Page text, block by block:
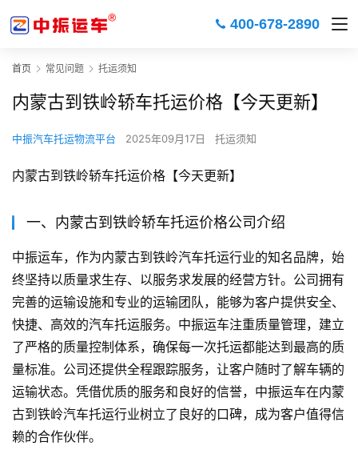
400-678-2890
首页 常见问题 托运须知
内蒙古到铁岭轿车托运价格【今天更新】
中振汽车托运物流平台 2025年09月17日 托运须知
内蒙古到铁岭轿车托运价格【今天更新】
一、内蒙古到铁岭轿车托运价格公司介绍
中振运车，作为内蒙古到铁岭汽车托运行业的知名品牌，始
终坚持以质量求生存、以服务求发展的经营方针。公司拥有
完善的运输设施和专业的运输团队，能够为客户提供安全、
快捷、高效的汽车托运服务。中振运车注重质量管理，建立
了严格的质量控制体系，确保每一次托运都能达到最高的质
量标准。公司还提供全程跟踪服务，让客户随时了解车辆的
运输状态。凭借优质的服务和良好的信誉，中振运车在内蒙
古到铁岭汽车托运行业树立了良好的口碑，成为客户值得信
赖的合作伙伴。